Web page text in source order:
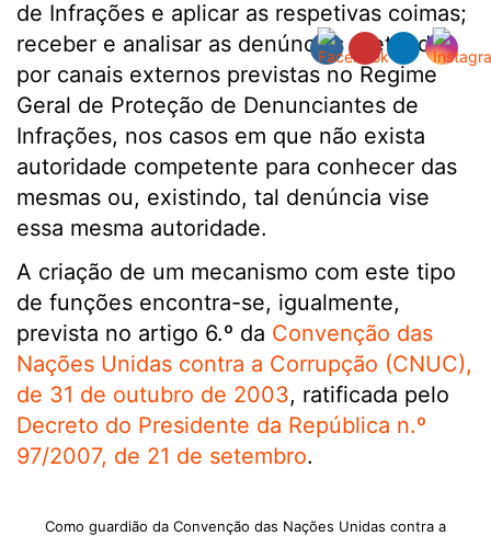
de Infrações e aplicar as respetivas coimas;
receber e analisar as denúncias efetuadas
por canais externos previstas no Regime
Geral de Proteção de Denunciantes de
Infrações, nos casos em que não exista
autoridade competente para conhecer das
mesmas ou, existindo, tal denúncia vise
essa mesma autoridade.
A criação de um mecanismo com este tipo
de funções encontra-se, igualmente,
prevista no artigo 6.º da Convenção das
Nações Unidas contra a Corrupção (CNUC),
de 31 de outubro de 2003, ratificada pelo
Decreto do Presidente da República n.º
97/2007, de 21 de setembro.
Como guardião da Convenção das Nações Unidas contra a